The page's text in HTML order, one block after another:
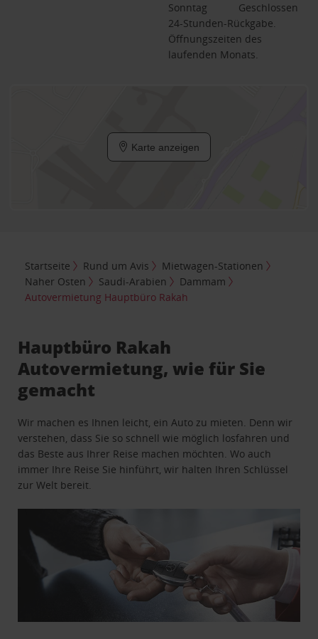
Sonntag
Geschlossen
24-Stunden-Rückgabe.
Öffnungszeiten des
laufenden Monats.
Karte anzeigen
Startseite Rund um Avis
Mietwagen-Stationen
Naher Osten
Saudi-Arabien
Dammam
Autovermietung Hauptbüro Rakah
Hauptbüro Rakah
Autovermietung, wie für Sie
gemacht
Wir machen es Ihnen leicht, ein Auto zu mieten. Denn wir
verstehen, dass Sie so schnell wie möglich losfahren und
das Beste aus Ihrer Reise machen möchten. Wo auch
immer Ihre Reise Sie hinführt, wir halten Ihren Schlüssel
zur Welt bereit.